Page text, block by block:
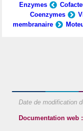
Enzymes
Coenzymes
membranaire
Date de modification
Documentation web :